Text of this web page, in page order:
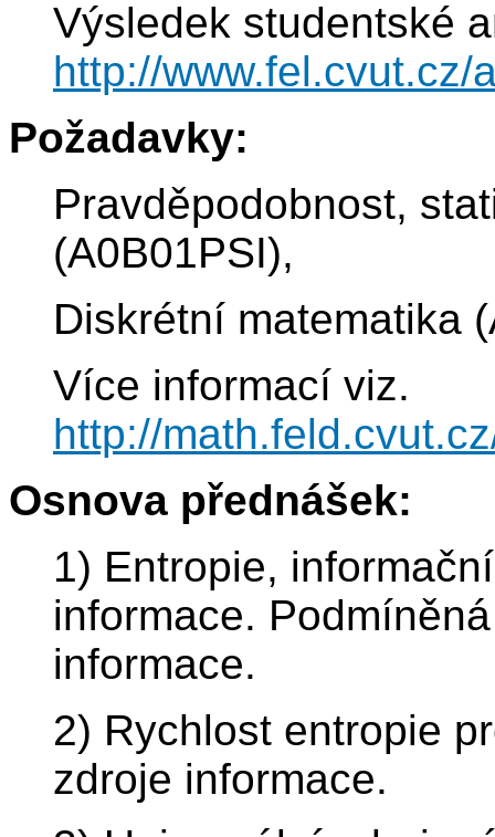
Výsledek studentské
http://www.fel.cvut.cz/
Požadavky:
Pravděpodobnost,
(A0B01PSI),
Diskrétní matematika
Více informací viz.
http://
Osnova přednášek:
1) Entropie,
informace.
informace.
2) Rychlost entropie
zdroje informace.